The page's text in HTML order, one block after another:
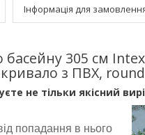
Інформація для
басейну 305 см
з ПВХ,
не тільки якісний
попадання в нього